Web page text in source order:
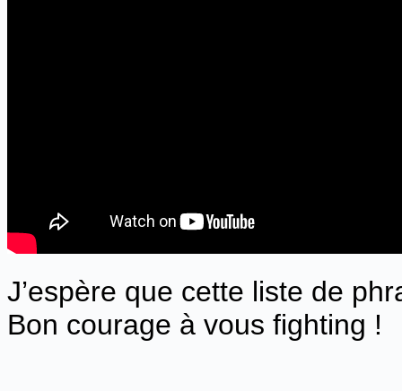
J’espère que cette liste de
Bon courage à vous fighting !